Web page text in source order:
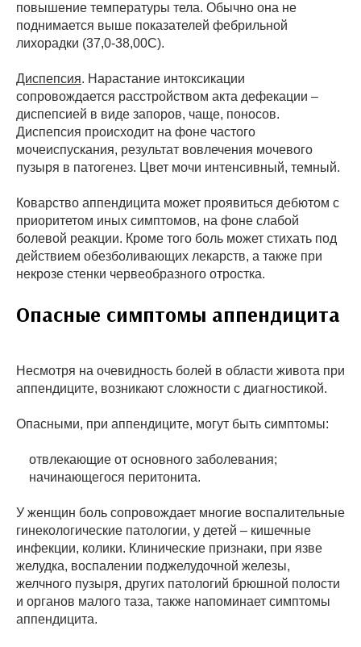
повышение температуры тела. Обычно она не
поднимается выше показателей фебрильной
лихорадки (37,0-38,00С).
Диспепсия. Нарастание интоксикации
сопровождается расстройством акта дефекации –
диспепсией в виде запоров, чаще, поносов.
Диспепсия происходит на фоне частого
мочеиспускания, результат вовлечения мочевого
пузыря в патогенез. Цвет мочи интенсивный, темный.
Коварство аппендицита может проявиться дебютом с
приоритетом иных симптомов, на фоне слабой
болевой реакции. Кроме того боль может стихать под
действием обезболивающих лекарств, а также при
некрозе стенки червеобразного отростка.
Опасные симптомы аппендицита
Несмотря на очевидность болей в области живота при
аппендиците, возникают сложности с диагностикой.
Опасными, при аппендиците, могут быть симптомы:
отвлекающие от основного заболевания;
начинающегося перитонита.
У женщин боль сопровождает многие воспалительные
гинекологические патологии, у детей – кишечные
инфекции, колики. Клинические признаки, при язве
желудка, воспалении поджелудочной железы,
желчного пузыря, других патологий брюшной полости
и органов малого таза, также напоминает симптомы
аппендицита.